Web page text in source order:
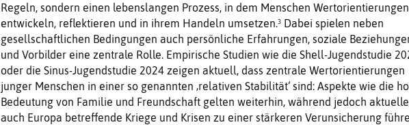
Regeln, sondern einen lebenslangen Prozess, in dem Menschen Wertorientierungen
entwickeln, reflektieren und in ihrem Handeln umsetzen.³ Dabei spielen neben
gesellschaftlichen Bedingungen auch persönliche Erfahrungen, soziale
und Vorbilder eine zentrale Rolle. Empirische Studien wie die Shell-Jugendstudie
oder die Sinus-Jugendstudie 2024 zeigen aktuell, dass zentrale Wertorientierungen
junger Menschen in einer so genannten ‚relativen Stabilität‘ sind: Aspekte wie die
Bedeutung von Familie und Freundschaft gelten weiterhin, während jedoch
auch Europa betreffende Kriege und Krisen zu einer stärkeren Verunsicherung